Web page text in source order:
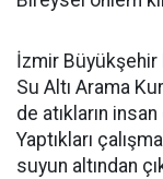
İzmir Büyükşehir
Su Altı Arama
de atıkların
Yaptıkları
suyun altından